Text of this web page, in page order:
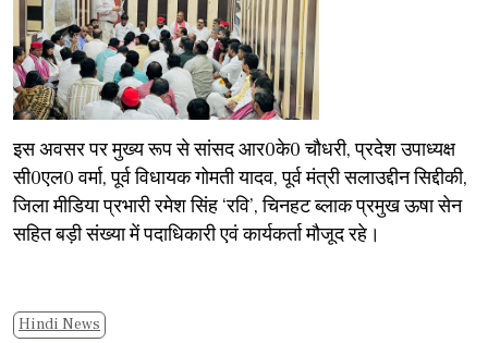
​इस अवसर पर मुख्य रूप से सांसद आर0के0 चौधरी, प्रदेश उपाध्यक्ष
सी0एल0 वर्मा, पूर्व विधायक गोमती यादव, पूर्व मंत्री सलाउद्दीन सिद्दीकी,
जिला मीडिया प्रभारी रमेश सिंह ‘रवि’, चिनहट ब्लाक प्रमुख ऊषा सेन
सहित बड़ी संख्या में पदाधिकारी एवं कार्यकर्ता मौजूद रहे।
Hindi News